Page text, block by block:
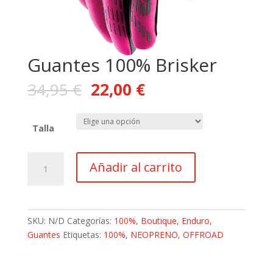
Guantes 100% Brisker
34,95€ 22,00 €
Talla
100%
Añadir al carrito
SKU: N/D Categorías: 100%, Boutique, Enduro,
Guantes Etiquetas: 100%, NEOPRENO, OFFROAD